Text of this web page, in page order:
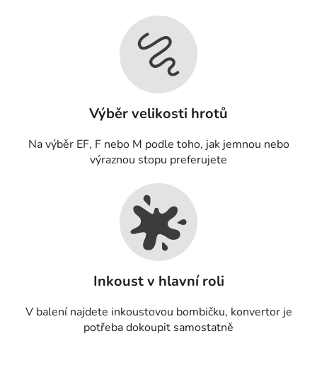
Výběr velikosti hrotů
Na výběr EF, F nebo M podle toho, jak jemnou nebo
výraznou stopu preferujete
Inkoust v hlavní roli
V balení najdete inkoustovou bombičku, konvertor je
potřeba dokoupit samostatně